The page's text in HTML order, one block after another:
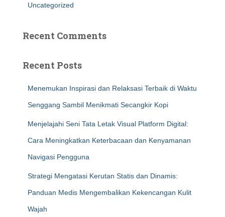
Uncategorized
Recent Comments
Recent Posts
Menemukan Inspirasi dan Relaksasi Terbaik di Waktu
Senggang Sambil Menikmati Secangkir Kopi
Menjelajahi Seni Tata Letak Visual Platform Digital:
Cara Meningkatkan Keterbacaan dan Kenyamanan
Navigasi Pengguna
Strategi Mengatasi Kerutan Statis dan Dinamis:
Panduan Medis Mengembalikan Kekencangan Kulit
Wajah